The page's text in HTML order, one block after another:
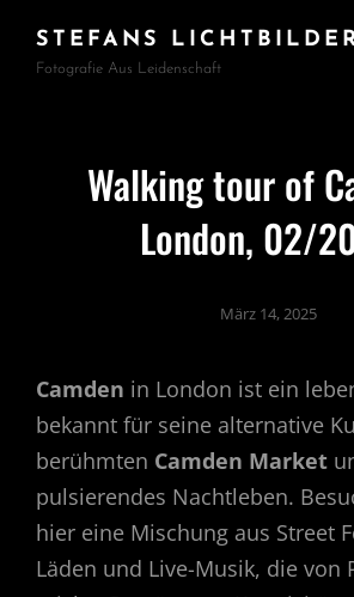
STEFANS
Fotografie Aus Leidenschaft
Walking tour of
London, 02/
März 14, 2025
Camden in London ist ein
bekannt für seine alternative
berühmten Camden Market
pulsierendes Nachtleben.
hier eine Mischung aus Street
Läden und Live-Musik, die von